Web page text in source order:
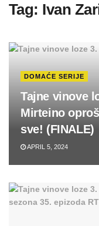
Tag: Ivan
DOMAĆE SERIJE
Tajne vinove
Mirteino
sve! (FINALE)
APRIL 5, 2024